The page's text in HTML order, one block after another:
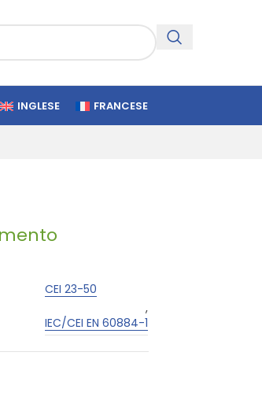
INGLESE FRANCESE
CEI 23-50
,
IEC/CEI EN 60884-1